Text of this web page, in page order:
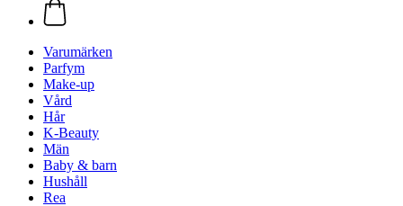
Varumärken
Parfym
Make-up
Vård
Hår
K-Beauty
Män
Baby & barn
Hushåll
Rea